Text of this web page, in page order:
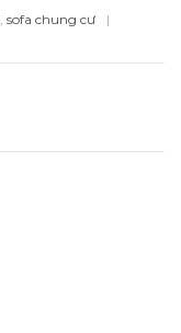
, sofa chung cư
|